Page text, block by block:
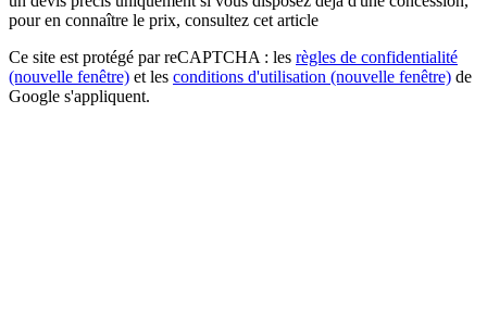
pour en connaître le prix, consultez cet article
Ce site est protégé par reCAPTCHA : les règles de confidentialité
(nouvelle fenêtre) et les conditions d'utilisation (nouvelle fenêtre) de
Google s'appliquent.